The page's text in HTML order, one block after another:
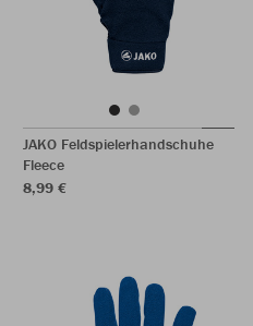
JAKO Feldspielerhandschuhe
Fleece
8,99 €